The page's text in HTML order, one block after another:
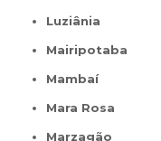
Luziânia
Mairipotaba
Mambaí
Mara Rosa
Marzagão